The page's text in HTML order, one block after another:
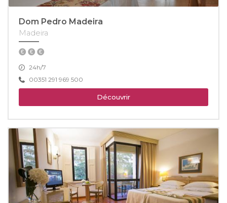
Dom Pedro Madeira
Madeira
24h/7
00351 291 969 500
Découvrir